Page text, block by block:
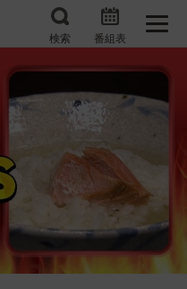
検索 番組表
エンタメMBS
もう一度楽しむプレバト
所さんお届けモノです！
月曜の蛙、大海を知る。